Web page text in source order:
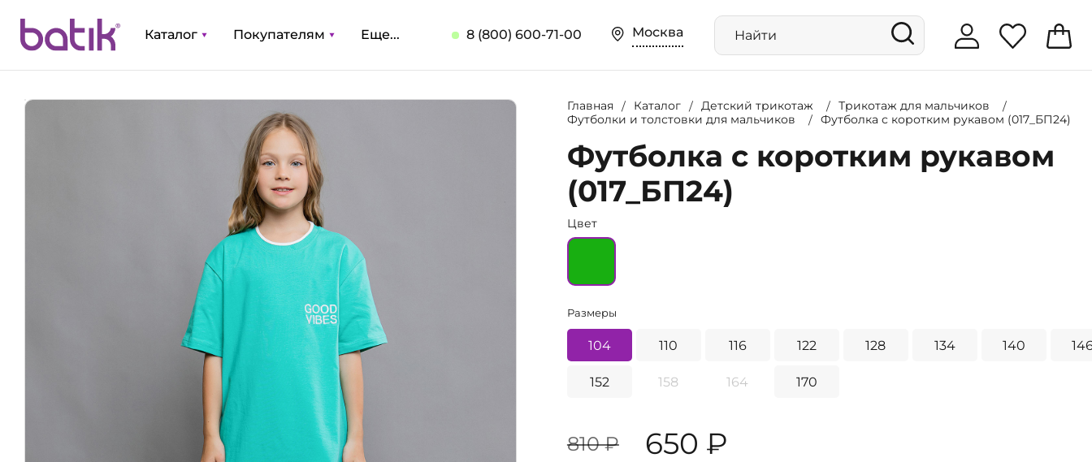
Каталог Покупателям Еще... 8 (800) 600-71-00 Москва
Главная Каталог Детский трикотаж
Трикотаж для мальчиков
Футболки и толстовки для мальчиков
Футболка с коротким рукавом (017_БП24)
Футболка с коротким рукавом
(017_БП24)
Цвет
Размеры
104 110 116 122 128 134 140
152 158 164 170
810 ₽ 650 ₽